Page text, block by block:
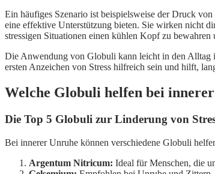
Ein häufiges Szenario ist beispielsweise der Druck
eine effektive Unterstützung bieten. Sie wirken nicht
stressigen Situationen einen kühlen Kopf zu
Die Anwendung von Globuli kann leicht in den Alltag
ersten Anzeichen von Stress hilfreich sein und hilft,
Welche Globuli helfen bei
Die Top 5 Globuli zur Linderung von
Bei innerer Unruhe können verschiedene Globuli
Argentum Nitricum: Ideal für Menschen, die